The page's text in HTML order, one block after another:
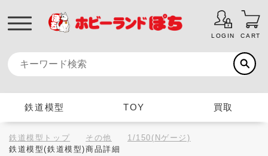
LOGIN CART
鉄道模型 TOY 買取
鉄道模型トップ その他
1/150(Nゲージ)
鉄道模型(鉄道模型)商品詳細